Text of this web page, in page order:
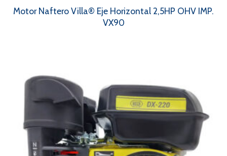
Motor Naftero Villa® Eje Horizontal 2,5HP OHV IMP.
VX90